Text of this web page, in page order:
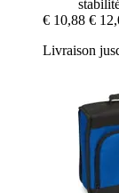
€ 10,88 €
Livraison